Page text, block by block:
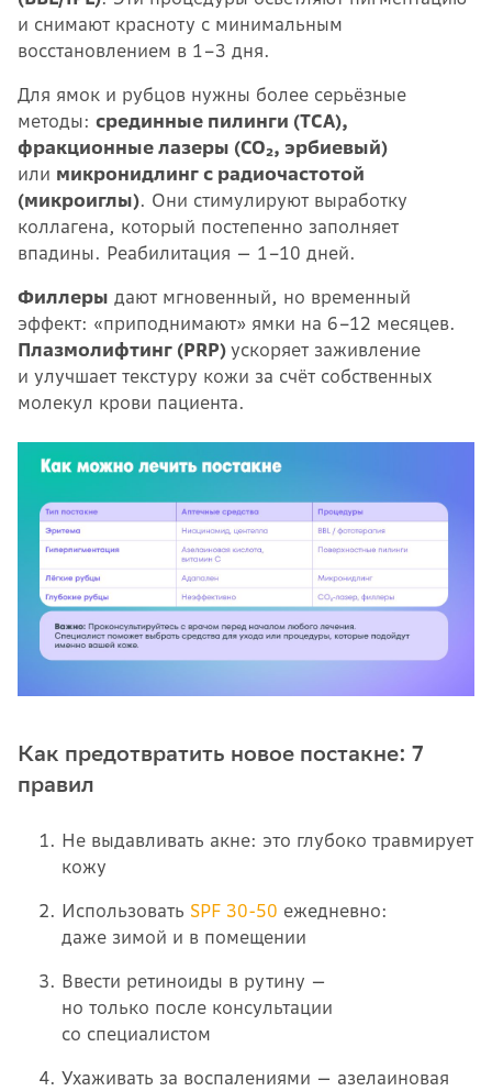
и снимают красноту с минимальным
восстановлением в 1–3 дня.
Для ямок и рубцов нужны более серьёзные
методы: срединные пилинги (TCA),
фракционные лазеры (СО₂, эрбиевый)
или микронидлинг с радиочастотой
(микроиглы). Они стимулируют выработку
коллагена, который постепенно заполняет
впадины. Реабилитация — 1–10 дней.
Филлеры дают мгновенный, но временный
эффект: «приподнимают» ямки на 6–12 месяцев.
Плазмолифтинг (PRP) ускоряет заживление
и улучшает текстуру кожи за счёт собственных
молекул крови пациента.
Как предотвратить новое постакне: 7
правил
Не выдавливать акне: это глубоко травмирует
кожу
Использовать SPF 30-50 ежедневно:
даже зимой и в помещении
Ввести ретиноиды в рутину —
но только после консультации
со специалистом
Ухаживать за воспалениями — азелаиновая